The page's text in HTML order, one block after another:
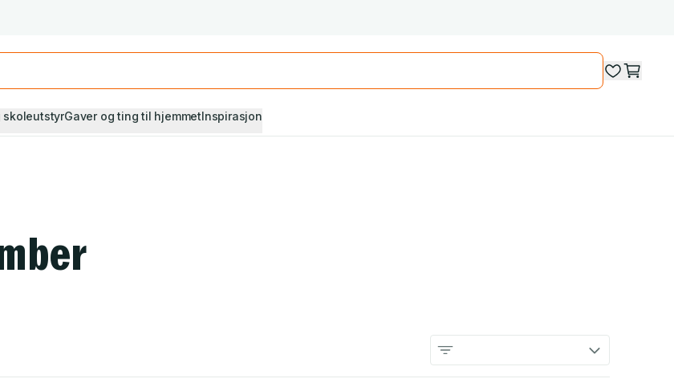
skoleutstyrGaver og ting til hjemmetInspirasjon